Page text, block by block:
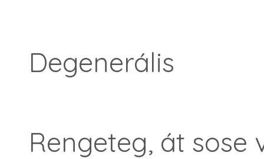
Degenerális
Rengeteg, át sose